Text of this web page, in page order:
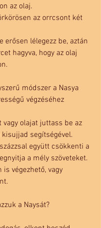
az olaj.
az orrcsont két
erősen lélegezz be, aztán
hagyva, hogy az olaj
módszer a Nasya
végzéséhez
vagy olajat juttass be az
segítségével.
együtt csökkenti a
a mély szöveteket.
is végezhető, vagy
a Naysát?